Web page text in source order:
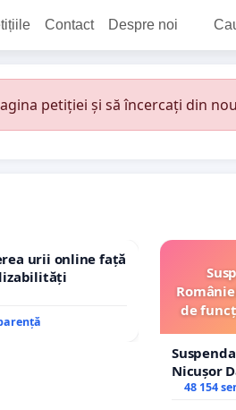
Contact Despre noi
petiției și să încercați din
urii online față
de
Nicușor
și48 154